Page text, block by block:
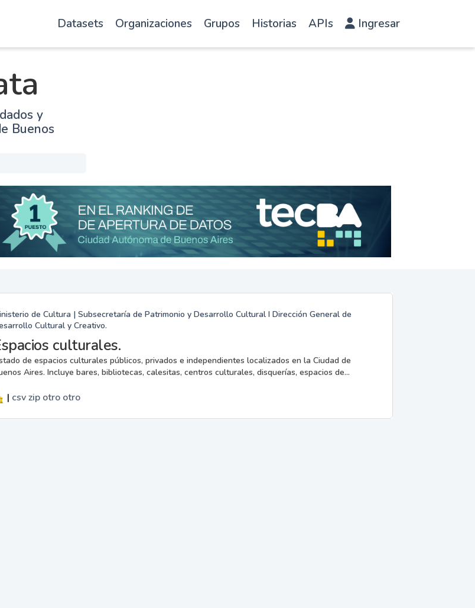
Datasets Organizaciones Grupos Historias APIs Ingresar
y
Buenos
de Cultura | Subsecretaría de Patrimonio y Desarrollo Cultural I Dirección General de
Cultural y Creativo.
culturales.
de espacios culturales públicos, privados e independientes localizados en la Ciudad de
Aires. Incluye bares, bibliotecas, calesitas, centros culturales, disquerías, espacios de...
| csvzip otro otro